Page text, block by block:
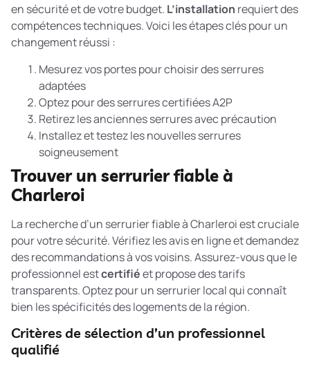
en sécurité et de votre budget. L’installation requiert des
compétences techniques. Voici les étapes clés pour un
changement réussi :
Mesurez vos portes pour choisir des serrures
adaptées
Optez pour des serrures certifiées A2P
Retirez les anciennes serrures avec précaution
Installez et testez les nouvelles serrures
soigneusement
Trouver un serrurier fiable à
Charleroi
La recherche d’un serrurier fiable à Charleroi est cruciale
pour votre sécurité. Vérifiez les avis en ligne et demandez
des recommandations à vos voisins. Assurez-vous que le
professionnel estcertifiéet propose des tarifs
transparents. Optez pour un serrurier local qui connaît
bien les spécificités des logements de la région.
Critères de sélection d’un professionnel
qualifié